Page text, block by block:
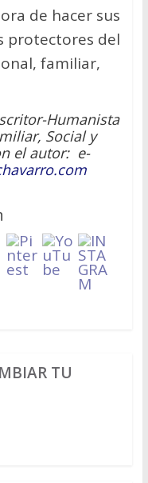
de hacer sus
protectores del
familiar,
Humanista
Social y
el autor: e-
TU